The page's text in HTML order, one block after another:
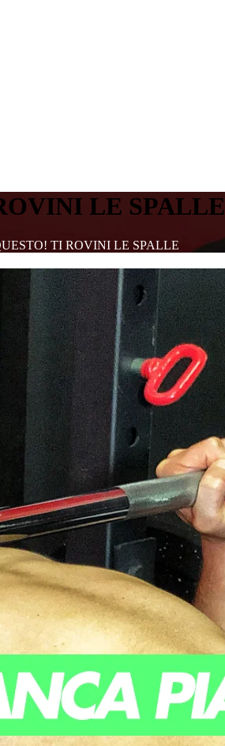
LE SPALLE
TI ROVINI LE SPALLE